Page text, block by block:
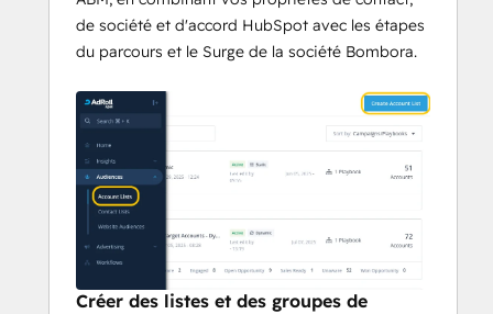
Découvrir les signaux d'engagement des
comptes pour prioriser et personnaliser
Visualiser les données sur les
événements d'engagement et de
parcours des comptes dans HubSpot
Recevoir des notifications
comptes qui ont connu un pic
d'activité
de société et d'accord HubSpot avec les étapes
du parcours et le Surge de la société Bombora.
Créer des listes et des groupes de